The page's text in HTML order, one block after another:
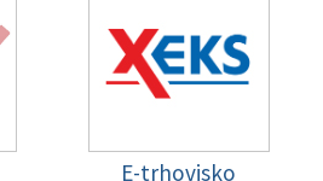
E-trhovisko